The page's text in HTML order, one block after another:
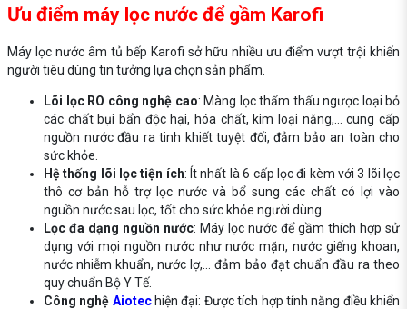
Ưu điểm máy lọc nước để gầm Karofi
Máy lọc nước âm tủ bếp Karofi sở hữu nhiều ưu điểm vượt trội khiến
người tiêu dùng tin tưởng lựa chọn sản phẩm.
Lõi lọc RO công nghệ cao: Màng lọc thẩm thấu ngược loại bỏ
các chất bụi bẩn độc hại, hóa chất, kim loại nặng,... cung cấp
nguồn nước đầu ra tinh khiết tuyệt đối, đảm bảo an toàn cho
sức khỏe.
Hệ thống lõi lọc tiện ích: Ít nhất là 6 cấp lọc đi kèm với 3 lõi lọc
thô cơ bản hỗ trợ lọc nước và bổ sung các chất có lợi vào
nguồn nước sau lọc, tốt cho sức khỏe người dùng.
Lọc đa dạng nguồn nước: Máy lọc nước để gầm thích hợp sử
dụng với mọi nguồn nước như nước mặn, nước giếng khoan,
nước nhiễm khuẩn, nước lợ,... đảm bảo đạt chuẩn đầu ra theo
quy chuẩn Bộ Y Tế.
Công nghệ Aiotechiện đại: Được tích hợp tính năng điều khiển